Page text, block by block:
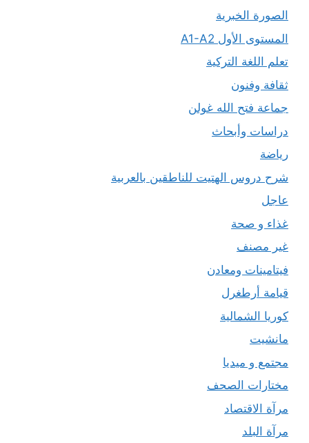
الصورة الخبرية
المستوى الأول A1-A2
تعلم اللغة التركية
ثقافة وفنون
جماعة فتح الله غولن
دراسات وأبحاث
رياضة
شرح دروس الهتيت للناطقين بالعربية
عاجل
غذاء و صحة
غير مصنف
فيتامينات ومعادن
قيامة أرطغرل
كوريا الشمالية
مانشيت
مجتمع و ميديا
مختارات الصحف
مرآة الاقتصاد
مرآة البلد